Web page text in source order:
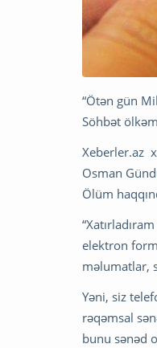
“Ötən gün
Söhbət
Xeberler.az
Osman
Ölüm
elektron
məlumatlar,
Yəni, siz
rəqəmsal
bunu sənəd